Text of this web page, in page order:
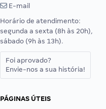
E-mail
Horário de atendimento:
segunda a sexta (8h às 20h),
sábado (9h às 13h).
Foi aprovado?
Envie-nos a sua história!
PÁGINAS ÚTEIS